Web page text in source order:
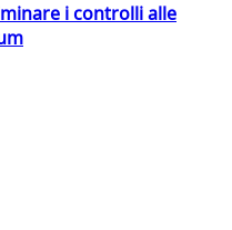
i controlli alle